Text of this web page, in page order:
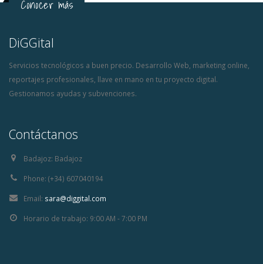
Estrategia en Social
Marketing Mobile
Conocer más
DiGGital
Servicios tecnológicos a buen precio. Desarrollo Web, marketing online,
reportajes profesionales, llave en mano en tu proyecto digital.
Gestionamos ayudas y subvenciones.
Contáctanos
Badajoz: Badajoz
Phone: (+34) 607040194
Email: sara@diggital.com
Horario de trabajo: 9:00 AM - 7:00 PM